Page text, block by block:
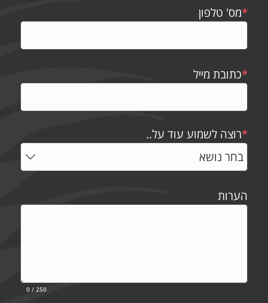
*מס' טלפון
*כתובת מייל
*רוצה לשמוע עוד על..
הערות
0 / 250